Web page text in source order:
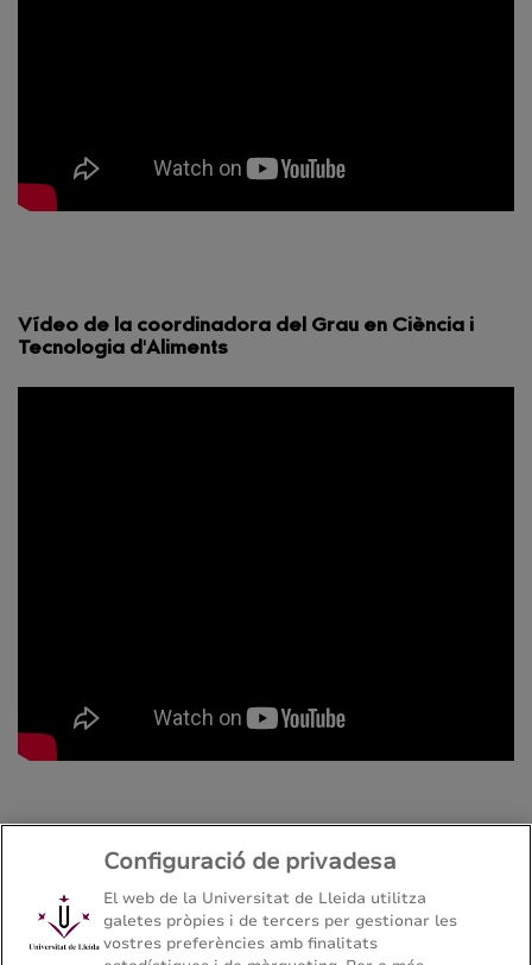
Vídeo de la coordinadora del Grau en Ciència i
Tecnologia d'Aliments
Grau en Ciència i Tecnologia d'Aliments
Configuració de privadesa
El web de la Universitat de Lleida utilitza
galetes pròpies i de tercers per gestionar les
vostres preferències amb finalitats